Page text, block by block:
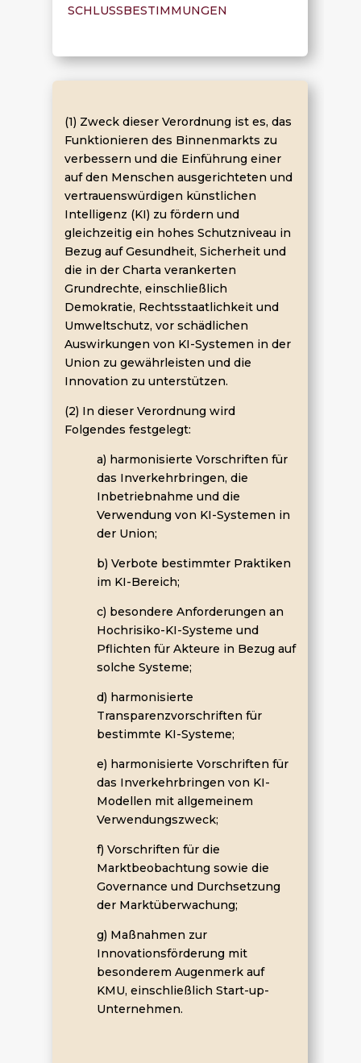
SCHLUSSBESTIMMUNGEN
(1) Zweck dieser Verordnung ist es, das
Funktionieren des Binnenmarkts zu
verbessern und die Einführung einer
auf den Menschen ausgerichteten und
vertrauenswürdigen künstlichen
Intelligenz (KI) zu fördern und
gleichzeitig ein hohes Schutzniveau in
Bezug auf Gesundheit, Sicherheit und
die in der Charta verankerten
Grundrechte, einschließlich
Demokratie, Rechtsstaatlichkeit und
Umweltschutz, vor schädlichen
Auswirkungen von KI-Systemen in der
Union zu gewährleisten und die
Innovation zu unterstützen.
(2) In dieser Verordnung wird
Folgendes festgelegt:
a) harmonisierte Vorschriften für
das Inverkehrbringen, die
Inbetriebnahme und die
Verwendung von KI-Systemen in
der Union;
b) Verbote bestimmter Praktiken
im KI-Bereich;
c) besondere Anforderungen an
Hochrisiko-KI-Systeme und
Pflichten für Akteure in Bezug auf
solche Systeme;
d) harmonisierte
Transparenzvorschriften für
bestimmte KI-Systeme;
e) harmonisierte Vorschriften für
das Inverkehrbringen von KI-
Modellen mit allgemeinem
Verwendungszweck;
f) Vorschriften für die
Marktbeobachtung sowie die
Governance und Durchsetzung
der Marktüberwachung;
g) Maßnahmen zur
Innovationsförderung mit
besonderem Augenmerk auf
KMU, einschließlich Start-up-
Unternehmen.